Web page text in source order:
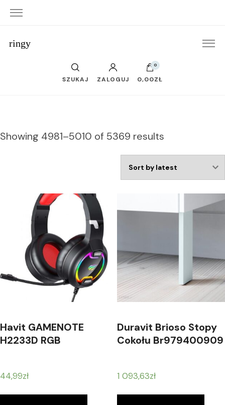
ringy
SZUKAJ ZALOGUJ
0
0,00ZŁ
Showing 4981–5010 of 5369 results
Havit GAMENOTE
H2233D RGB
44,99zł
Duravit Brioso Stopy
Cokołu Br979400909
1 093,63zł